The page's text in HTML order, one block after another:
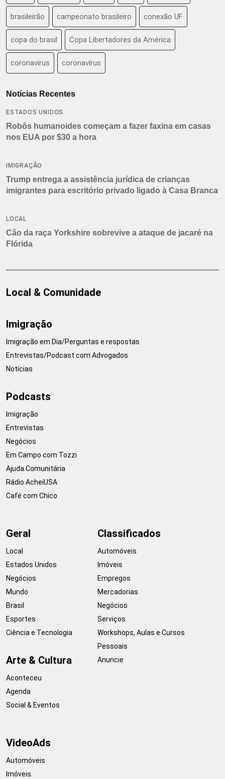
brasileirão campeonato brasileiro conexão UF
copa do brasil Copa Libertadores da América
coronavirus coronavírus
Notícias Recentes
ESTADOS UNIDOS
Robôs humanoides começam a fazer faxina em casas
nos EUA por $30 a hora
IMIGRAÇÃO
Trump entrega a assistência jurídica de crianças
imigrantes para escritório privado ligado à Casa Branca
LOCAL
Cão da raça Yorkshire sobrevive a ataque de jacaré na
Flórida
Local & Comunidade
Imigração
Imigração em Dia/Perguntas e respostas
Entrevistas/Podcast com Advogados
Notícias
Podcasts
Imigração
Entrevistas
Negócios
Em Campo com Tozzi
Ajuda Comunitária
Rádio AcheiUSA
Café com Chico
Geral
Local
Estados Unidos
Negócios
Mundo
Brasil
Esportes
Ciência e Tecnologia
Arte & Cultura
Aconteceu
Agenda
Social & Eventos
Classificados
Automóveis
Imóveis
Empregos
Mercadorias
Negócios
Serviços
Workshops, Aulas e Cursos
Pessoais
Anuncie
VideoAds
Automóveis
Imóveis